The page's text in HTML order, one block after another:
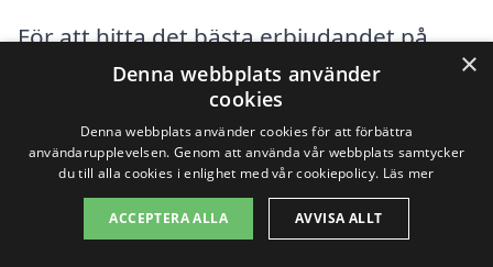
För att hitta det bästa erbjudandet på
trädgårdsskötsel i Bammarboda
rekommenderar vi att du inhämtar flera
offerter från olika företag. Det gör det
enkelt att jämföra priser och hitta det
alternativ som passar din budget och dina
×
Denna webbplats använder
cookies
Denna webbplats använder cookies för att förbättra
användarupplevelsen. Genom att använda vår webbplats samtycker
du till alla cookies i enlighet med vår cookiepolicy. Läs mer
ACCEPTERA ALLA AVVISA ALLT